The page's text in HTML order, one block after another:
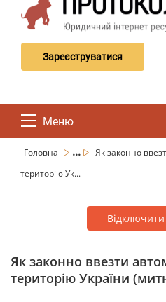
Зареєструватися
Меню
Головна ...
Як законно
територію Ук...
Як законно ввезти
територію України